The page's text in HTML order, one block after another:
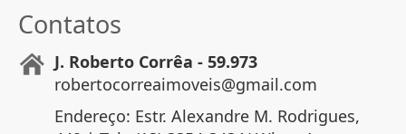
Contatos
J. Roberto Corrêa - 59.973
robertocorreaimoveis@gmail.com
Endereço: Estr. Alexandre M. Rodrigues,